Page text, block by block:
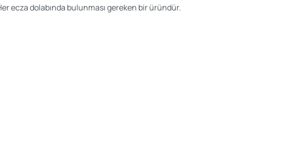
ecza dolabında bulunması gereken bir üründür.